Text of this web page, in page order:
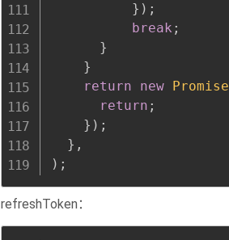
} ) ;
break ;
}
}
return
new Promise
return ;
} ) ;
} ,
) ;
refreshToken：